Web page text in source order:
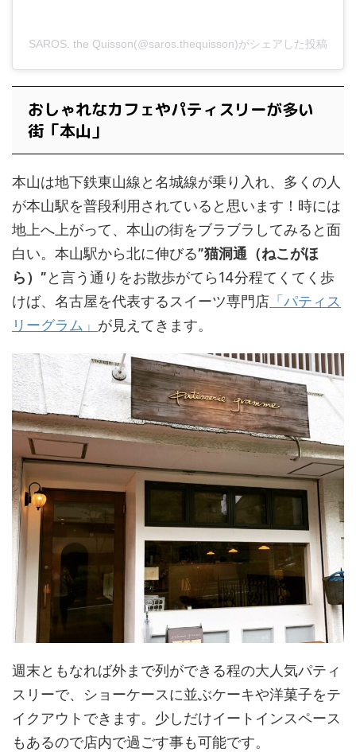
SAROS. the Quisson(@saros.thequisson)がシェアした投稿
おしゃれなカフェやパティスリーが多い
街「本山」
本山は地下鉄東山線と名城線が乗り入れ、多くの人
が本山駅を普段利用されていると思います！時には
地上へ上がって、本山の街をブラブラしてみると面
白い。本山駅から北に伸びる”猫洞通（ねこがほ
ら）”と言う通りをお散歩がてら14分程てくてく歩
けば、名古屋を代表するスイーツ専門店 「パティス
リーグラム」 が見えてきます。
週末ともなれば外まで列ができる程の大人気パティ
スリーで、ショーケースに並ぶケーキや洋菓子をテ
イクアウトできます。少しだけイートインスペース
もあるので店内で過ごす事も可能です。